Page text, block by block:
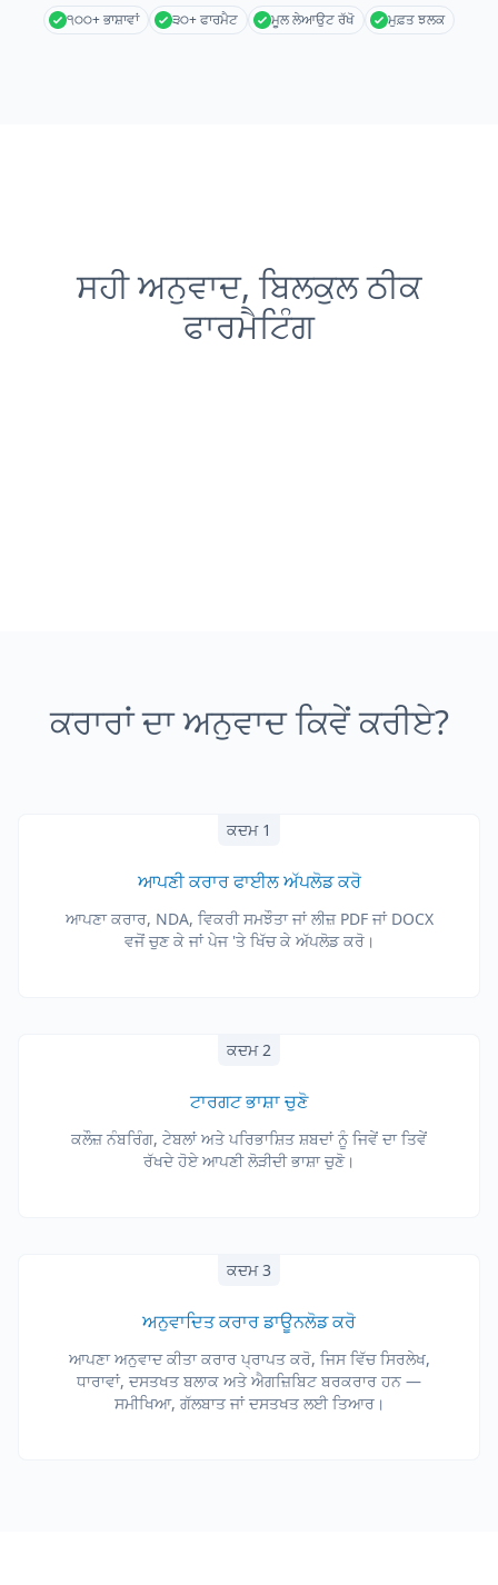
੧੦੦+ ਭਾਸ਼ਾਵਾਂ ੩੦+ ਫਾਰਮੈਟ ਮੂਲ ਲੇਆਉਟ ਰੱਖੋ ਮੁਫ਼ਤ ਝਲਕ
ਸਹੀ ਅਨੁਵਾਦ, ਬਿਲਕੁਲ ਠੀਕ
ਫਾਰਮੈਟਿੰਗ
ਕਰਾਰਾਂ ਦਾ ਅਨੁਵਾਦ ਕਿਵੇਂ ਕਰੀਏ?
ਕਦਮ 1
ਆਪਣੀ ਕਰਾਰ ਫਾਈਲ ਅੱਪਲੋਡ ਕਰੋ
ਆਪਣਾ ਕਰਾਰ, NDA, ਵਿਕਰੀ ਸਮਝੌਤਾ ਜਾਂ ਲੀਜ਼ PDF ਜਾਂ DOCX
ਵਜੋਂ ਚੁਣ ਕੇ ਜਾਂ ਪੇਜ 'ਤੇ ਖਿੱਚ ਕੇ ਅੱਪਲੋਡ ਕਰੋ।
ਕਦਮ 2
ਟਾਰਗਟ ਭਾਸ਼ਾ ਚੁਣੋ
ਕਲੌਜ਼ ਨੰਬਰਿੰਗ, ਟੇਬਲਾਂ ਅਤੇ ਪਰਿਭਾਸ਼ਿਤ ਸ਼ਬਦਾਂ ਨੂੰ ਜਿਵੇਂ ਦਾ ਤਿਵੇਂ
ਰੱਖਦੇ ਹੋਏ ਆਪਣੀ ਲੋੜੀਦੀ ਭਾਸ਼ਾ ਚੁਣੋ।
ਕਦਮ 3
ਅਨੁਵਾਦਿਤ ਕਰਾਰ ਡਾਊਨਲੋਡ ਕਰੋ
ਆਪਣਾ ਅਨੁਵਾਦ ਕੀਤਾ ਕਰਾਰ ਪ੍ਰਾਪਤ ਕਰੋ, ਜਿਸ ਵਿੱਚ ਸਿਰਲੇਖ,
ਧਾਰਾਵਾਂ, ਦਸਤਖਤ ਬਲਾਕ ਅਤੇ ਐਗਜ਼ਿਬਿਟ ਬਰਕਰਾਰ ਹਨ —
ਸਮੀਖਿਆ, ਗੱਲਬਾਤ ਜਾਂ ਦਸਤਖਤ ਲਈ ਤਿਆਰ।